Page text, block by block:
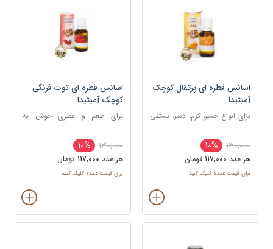
اسانس قطره ای پرتقال کوچک
آمیتیدا
برای انواع خمیر، کرم، دسر، بستنی
130,000
10%
هر عدد 117,000 تومان
برای قیمت عمده کلیک کنید
اسانس قطره ای توت فرنگی
کوچک آمیتیدا
برای طعم و عطری خوش به
130,000
10%
هر عدد 117,000 تومان
برای قیمت عمده کلیک کنید